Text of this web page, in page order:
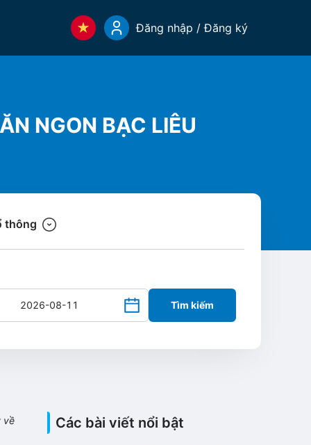
Đăng nhập / Đăng ký
NGON BẠC LIÊU
thông
Tìm kiếm
về
Các bài viết nổi bật